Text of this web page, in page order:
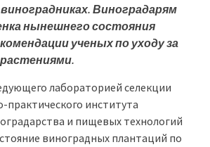
Виноградарям
нынешнего состояния
ученых по уходу за
лабораторией селекции
практического института
и пищевых технологий
виноградных плантаций по